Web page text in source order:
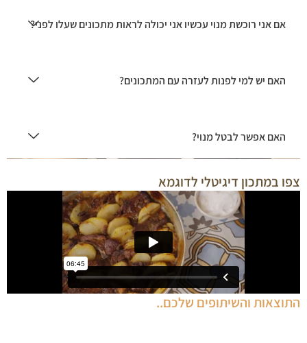
אם אני רוכשת מנוי עכשיו אני יכולה לראות מתכונים שעלו לפני?
האם יש למי לפנות לעזרה עם המתכונים?
האם אפשר לבטל מנוי?
צפו במתכון דיגיטלי לדוגמא
התוצאות והשיתופים שלכם..